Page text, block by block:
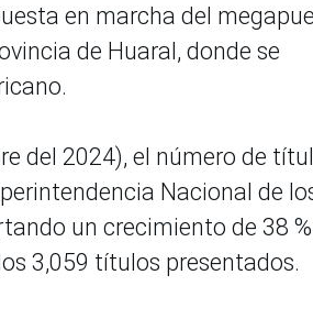
en marcha del
de Huaral, donde se
del 2024), el número de
Nacional de
un crecimiento de 38 %
3,059 títulos presentados.